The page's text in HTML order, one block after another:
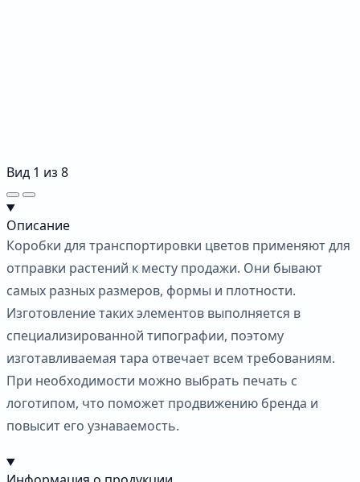
Вид 1 из 8
Описание
Коробки для транспортировки цветов применяют для
отправки растений к месту продажи. Они бывают
самых разных размеров, формы и плотности.
Изготовление таких элементов выполняется в
специализированной типографии, поэтому
изготавливаемая тара отвечает всем требованиям.
При необходимости можно выбрать печать с
логотипом, что поможет продвижению бренда и
повысит его узнаваемость.